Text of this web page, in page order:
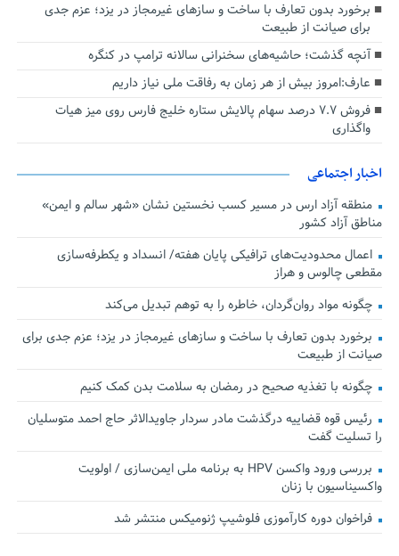
برخورد بدون تعارف با ساخت‌ و سازهای غیرمجاز در یزد؛ عزم جدی
برای صیانت از طبیعت
آنچه گذشت؛ حاشیه‌های سخنرانی سالانه ترامپ در کنگره
عارف:امروز بیش از هر زمان به رفاقت ملی نیاز داریم
فروش ۷.۷ درصد سهام پالایش ستاره خلیج فارس روی میز هیات
واگذاری
اخبار اجتماعی
منطقه آزاد ارس در مسیر کسب نخستین نشان «شهر سالم و ایمن»
مناطق آزاد کشور
اعمال محدودیت‌های ترافیکی پایان هفته/ انسداد و یکطرفه‌سازی
مقطعی چالوس و هراز
چگونه مواد روان‌گردان، خاطره را به توهم تبدیل می‌کند
برخورد بدون تعارف با ساخت‌ و سازهای غیرمجاز در یزد؛ عزم جدی برای
صیانت از طبیعت
چگونه با تغذیه صحیح در رمضان به سلامت بدن کمک کنیم
رئیس قوه قضاییه درگذشت مادر سردار جاویدالاثر حاج احمد متوسلیان
را تسلیت گفت
بررسی ورود واکسن HPV به برنامه ملی ایمن‌سازی / اولویت
واکسیناسیون با زنان
فراخوان دوره کارآموزی فلوشیپ ژنومیکس منتشر شد